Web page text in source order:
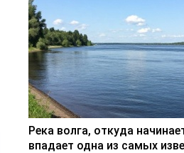
Река волга, откуда
впадает одна из самых